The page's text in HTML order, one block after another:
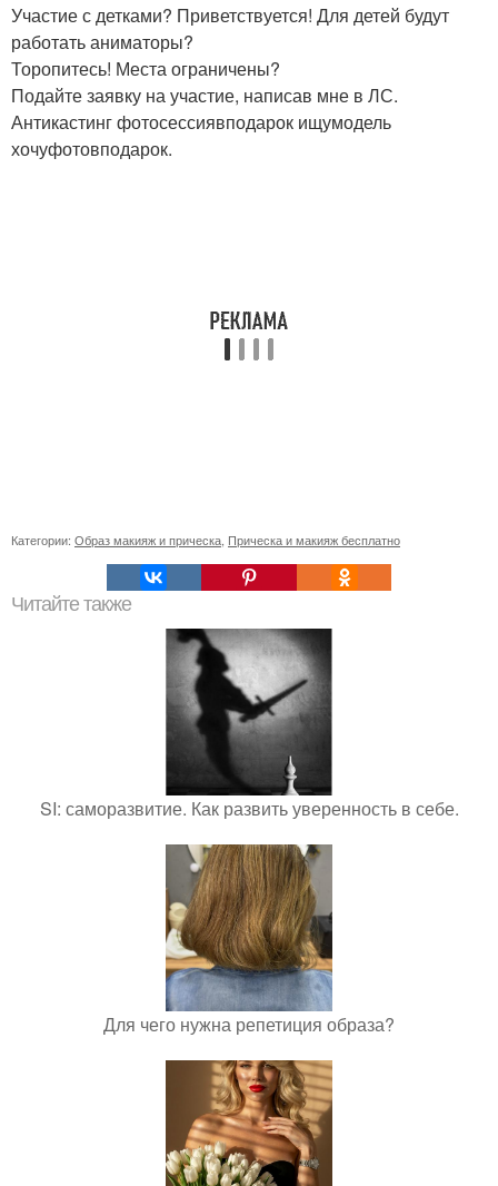
Участие с детками? Приветствуется! Для детей будут
работать аниматоры?
Торопитесь! Места ограничены?
Подайте заявку на участие, написав мне в ЛС.
Антикастинг фотосессиявподарок ищумодель
хочуфотовподарок.
Категории: Образ макияж и прическа Прическа и макияж бесплатно
Читайте также
SI: саморазвитие. Как развить уверенность в себе.
Для чего нужна репетиция образа?